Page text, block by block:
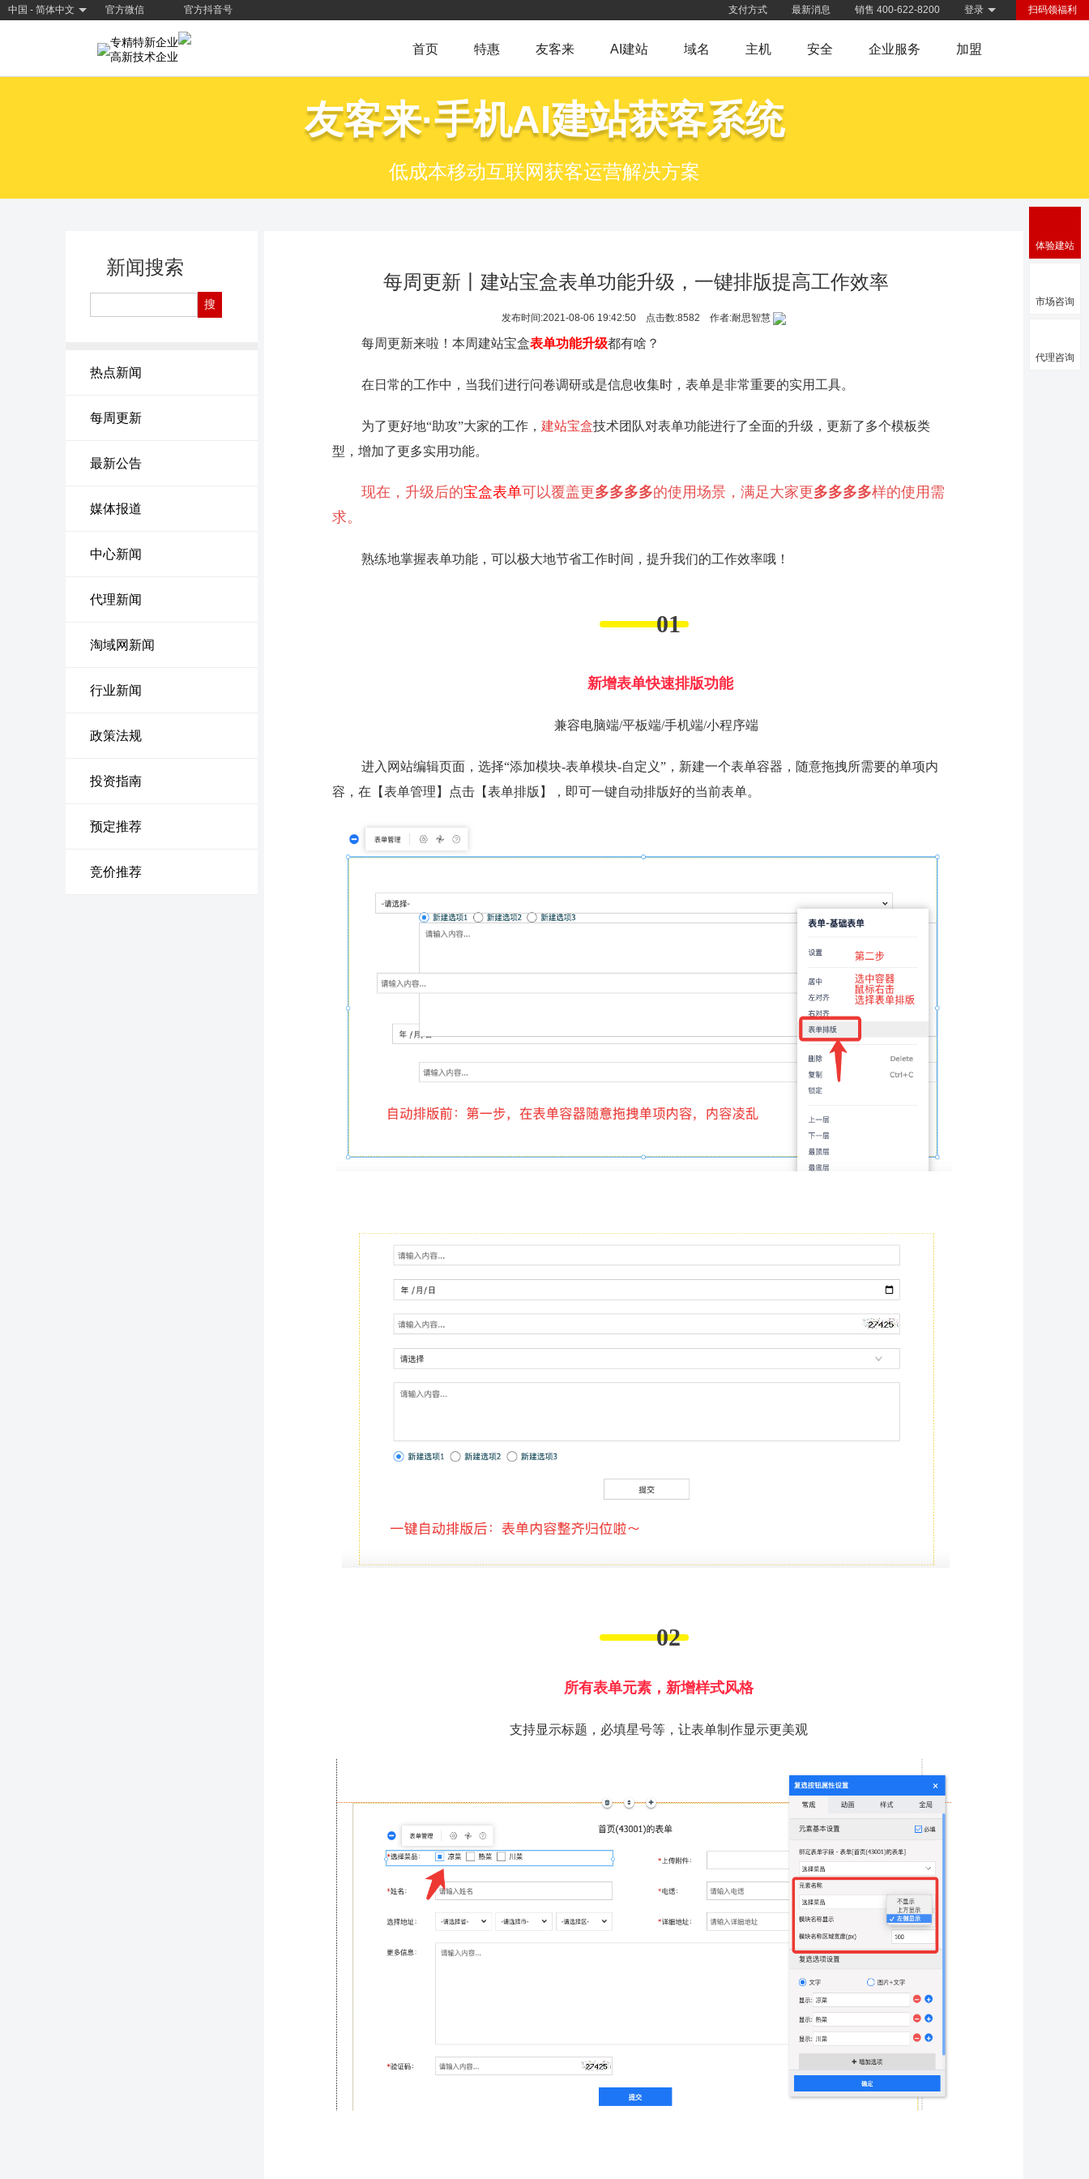
中国 - 简体中文 官方微信 官方抖音号 扫码领福利
登录
销售 400-622-8200
最新消息
支付方式
专精特新企业
高新技术企业
首页 特惠 友客来 AI建站 域名 主机 安全 企业服务 加盟
友客来·手机AI建站获客系统
低成本移动互联网获客运营解决方案
新闻搜索
热点新闻
每周更新
最新公告
媒体报道
中心新闻
代理新闻
淘域网新闻
行业新闻
政策法规
投资指南
预定推荐
竞价推荐
每周更新丨建站宝盒表单功能升级，一键排版提高工作效率
发布时间:2021-08-06 19:42:50 点击数:8582 作者:耐思智慧
每周更新来啦！本周建站宝盒表单功能升级都有啥？
在日常的工作中，当我们进行问卷调研或是信息收集时，表单是非常重要的实用工具。
为了更好地“助攻”大家的工作， 建站宝盒技术团队对表单功能进行了全面的升级，更新了多个模板类
型，增加了更多实用功能。
现在，升级后的宝盒表单可以覆盖更多多多多的使用场景，满足大家更多多多多样的使用需
求。
熟练地掌握表单功能，可以极大地节省工作时间，提升我们的工作效率哦！
01
新增表单快速排版功能
兼容电脑端/平板端/手机端/小程序端
进入网站编辑页面，选择“添加模块-表单模块-自定义”，新建一个表单容器，随意拖拽所需要的单项内
容，在【表单管理】点击【表单排版】，即可一键自动排版好的当前表单。
02
所有表单元素，新增样式风格
支持显示标题，必填星号等，让表单制作显示更美观
体验建站
市场咨询
代理咨询